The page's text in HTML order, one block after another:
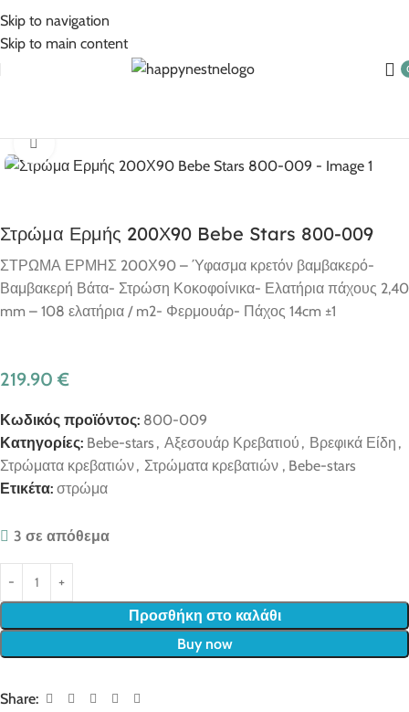
Skip to navigation
Skip to main content
Click to enlarge
Στρώμα Ερμής 200Χ90 Bebe Stars 800-009
ΣΤΡΩΜΑ ΕΡΜΗΣ 200Χ90 – Ύφασμα κρετόν βαμβακερό-
Βαμβακερή Βάτα- Στρώση Κοκοφοίνικα- Ελατήρια πάχους 2,40
mm – 108 ελατήρια / m2- Φερμουάρ- Πάχος 14cm ±1
219.90€
Κωδικός προϊόντος: 800-009
Κατηγορίες: Bebe-stars , Αξεσουάρ Κρεβατιού , Βρεφικά Είδη ,
Στρώματα κρεβατιών, Στρώματα κρεβατιών , Bebe-stars
Ετικέτα: στρώμα
3 σε απόθεμα
Προσθήκη στο καλάθι
Buy now
Share:
5% Επιπλέον έκπτωση για πληρωμές με κάρτα!